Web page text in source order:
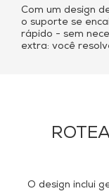
Com um design
o suporte se
rápido - sem
extra: você
O design inclui